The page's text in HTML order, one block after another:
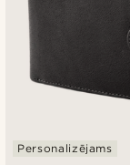
Personalizējams